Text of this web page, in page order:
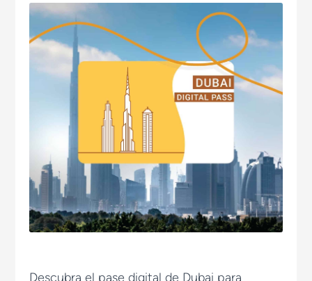
Descubra el pase digital de Dubai para